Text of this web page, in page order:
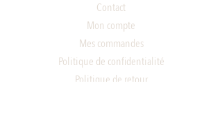
Contact
Mon compte
Mes commandes
Politique de confidentialité
Politique de retour